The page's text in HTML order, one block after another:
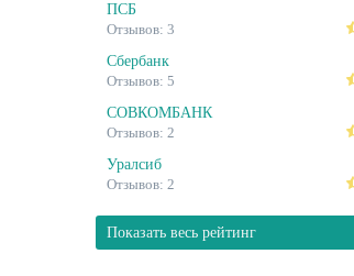
ПСБ
Отзывов: 3
Сбербанк
Отзывов: 5
СОВКОМБАНК
Отзывов: 2
Уралсиб
Отзывов: 2
Показать весь рейтинг